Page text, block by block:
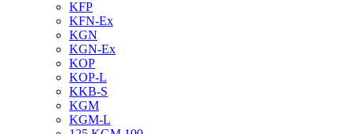
KFP
KFN-Ex
KGN
KGN-Ex
KOP
KOP-L
KKB-S
KGM
KGM-L